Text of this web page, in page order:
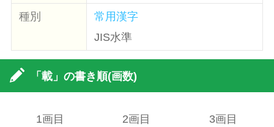
種別
常用漢字
JIS水準
「載」の書き順(画数)
1画目 2画目 3画目